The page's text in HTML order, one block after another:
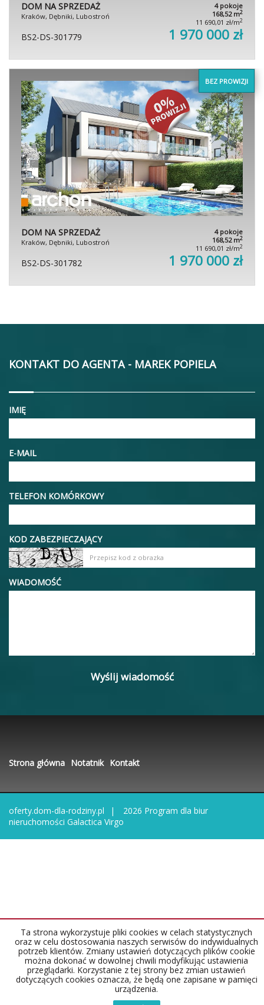
DOM NA SPRZEDAŻ
Kraków, Dębniki, Lubostroń
4 pokoje
168,52 m2
11 690,01 zł/m2
BS2-DS-301779 1 970 000 zł
BEZ PROWIZJI
DOM NA SPRZEDAŻ
Kraków, Dębniki, Lubostroń
4 pokoje
168,52 m2
11 690,01 zł/m2
BS2-DS-301782 1 970 000 zł
KONTAKT DO AGENTA - MAREK POPIELA
IMIĘ
E-MAIL
TELEFON KOMÓRKOWY
KOD ZABEZPIECZAJĄCY
WIADOMOŚĆ
Strona główna Notatnik Kontakt
oferty.dom-dla-rodziny.pl 2026 Program dla biur
nieruchomości Galactica Virgo
Ta strona wykorzystuje pliki cookies w celach statystycznych
oraz w celu dostosowania naszych serwisów do indywidualnych
potrzeb klientów. Zmiany ustawień dotyczących plików cookie
można dokonać w dowolnej chwili modyfikując ustawienia
przeglądarki. Korzystanie z tej strony bez zmian ustawień
dotyczących cookies oznacza, że będą one zapisane w pamięci
urządzenia.